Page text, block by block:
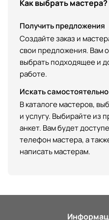
Как выбрать мастера?
Получить предложения
Создайте заказ и
свои предложения. Вам
выбрать подходящее и
работе.
Искать самостоятельно
В каталоге мастеров,
и услугу. Выбирайте из
анкет. Вам будет
телефон мастера, а
написать мастерам.